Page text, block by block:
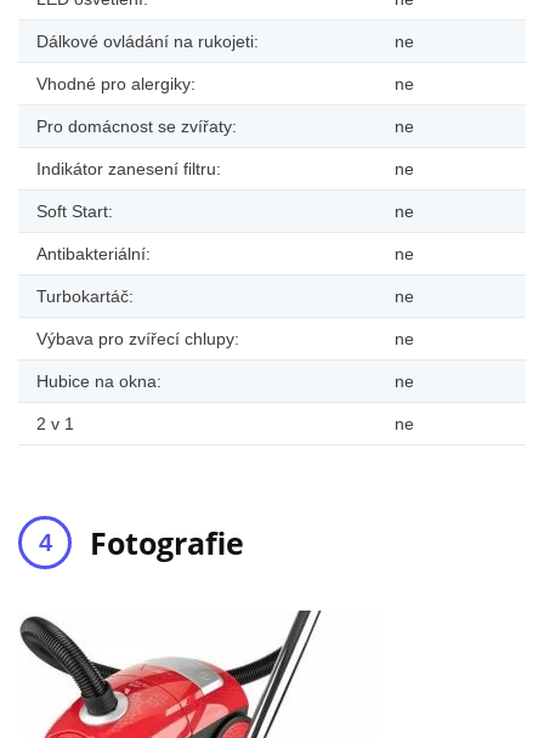
Dálkové ovládání na rukojeti: ne
Vhodné pro alergiky: ne
Pro domácnost se zvířaty: ne
Indikátor zanesení filtru: ne
Soft Start: ne
Antibakteriální: ne
Turbokartáč: ne
Výbava pro zvířecí chlupy: ne
Hubice na okna: ne
2 v 1 ne
Fotografie